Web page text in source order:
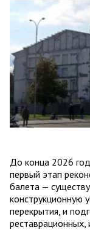
До конца 2026
первый этап
балета —
конструкционную
перекрытия, и
реставрационных,